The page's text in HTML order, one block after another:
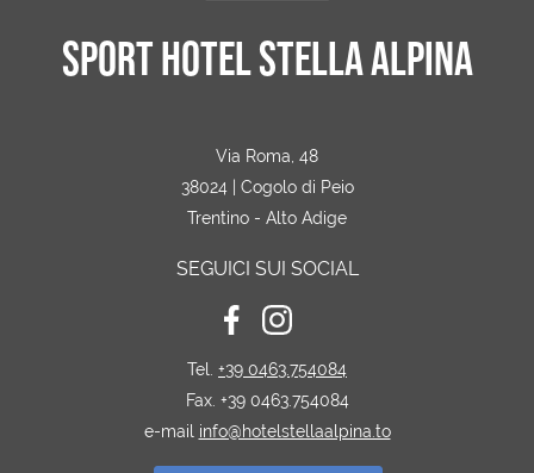
SPORT HOTEL STELLA ALPINA
Via Roma, 48
38024 | Cogolo di Peio
Trentino - Alto Adige
SEGUICI SUI SOCIAL
Tel. +39 0463.754084
Fax. +39 0463.754084
e-mail info@hotelstellaalpina.to